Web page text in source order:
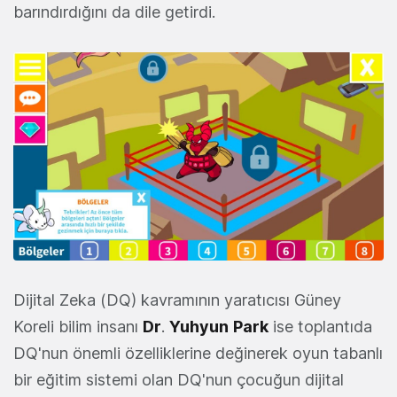
barındırdığını da dile getirdi.
Dijital Zeka (DQ) kavramının yaratıcısı Güney
Koreli bilim insanı Dr. Yuhyun Park ise toplantıda
DQ'nun önemli özelliklerine değinerek oyun tabanlı
bir eğitim sistemi olan DQ'nun çocuğun dijital